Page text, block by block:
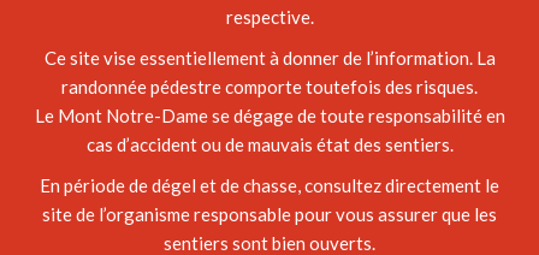
respective.
Ce site vise essentiellement à donner de l’information. La
randonnée pédestre comporte toutefois des risques.
Le Mont Notre-Dame se dégage de toute responsabilité en
cas d’accident ou de mauvais état des sentiers.
En période de dégel et de chasse, consultez directement le
site de l’organisme responsable pour vous assurer que les
sentiers sont bien ouverts.